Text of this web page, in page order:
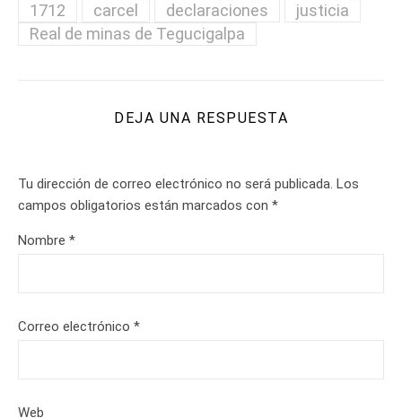
1712 carcel declaraciones
justicia
Real de minas de Tegucigalpa
DEJA UNA RESPUESTA
Tu dirección de correo electrónico no será publicada. Los
campos obligatorios están marcados con *
Nombre *
Correo electrónico *
Web